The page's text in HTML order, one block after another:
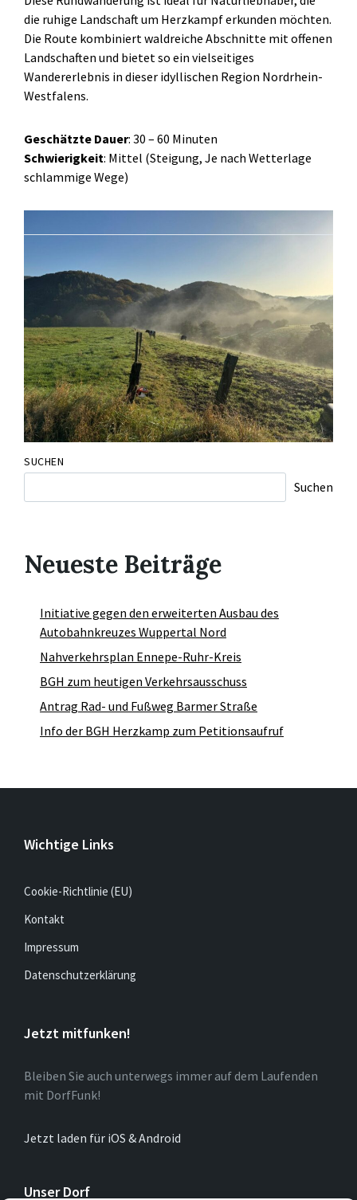
die ruhige Landschaft um Herzkampf erkunden möchten.
Die Route kombiniert waldreiche Abschnitte mit offenen
Landschaften und bietet so ein vielseitiges
Wandererlebnis in dieser idyllischen Region Nordrhein-
Westfalens.
Geschätzte Dauer: 30 – 60 Minuten
Schwierigkeit: Mittel (Steigung, Je nach Wetterlage
schlammige Wege)
SUCHEN
Suchen
Neueste Beiträge
Initiative gegen den erweiterten Ausbau des
Autobahnkreuzes Wuppertal Nord
Nahverkehrsplan Ennepe-Ruhr-Kreis
BGH zum heutigen Verkehrsausschuss
Antrag Rad- und Fußweg Barmer Straße
Info der BGH Herzkamp zum Petitionsaufruf
Wichtige Links
Cookie-Richtlinie (EU)
Kontakt
Impressum
Datenschutzerklärung
Jetzt mitfunken!
Bleiben Sie auch unterwegs immer auf dem Laufenden
mit DorfFunk!
Jetzt laden für iOS & Android
Unser Dorf